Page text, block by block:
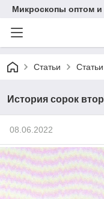
Микроскопы оптом и
Статьи
История сорок
08.06.2022